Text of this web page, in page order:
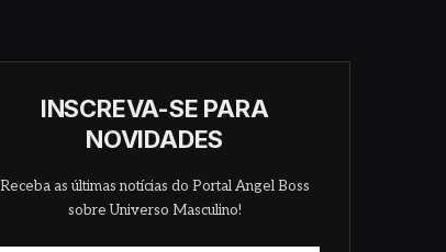
INSCREVA-SE PARA
NOVIDADES
Receba as últimas notícias do Portal Angel Boss
sobre Universo Masculino!